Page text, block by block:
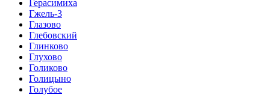
Герасимиха
Гжель-3
Глазово
Глебовский
Глинково
Глухово
Голиково
Голицыно
Голубое